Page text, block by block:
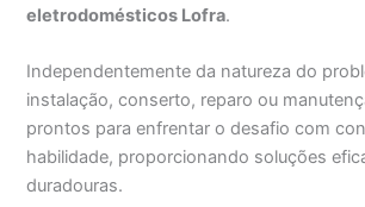
eletrodomésticos Lofra.
Independentemente da natureza do
instalação, conserto, reparo ou
prontos para enfrentar o desafio com
habilidade, proporcionando soluções
duradouras.